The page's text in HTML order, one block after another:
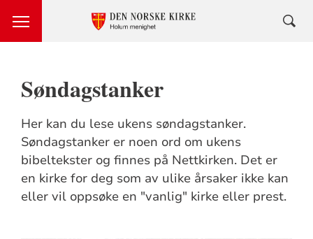
Søndagstanker
Her kan du lese ukens søndagstanker.
Søndagstanker er noen ord om ukens
bibeltekster og finnes på Nettkirken. Det er
en kirke for deg som av ulike årsaker ikke kan
eller vil oppsøke en "vanlig" kirke eller prest.